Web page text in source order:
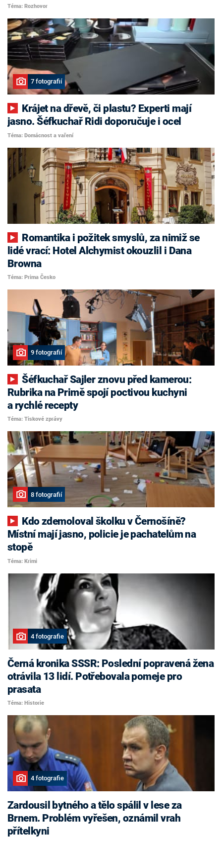
Téma: Rozhovor
7 fotografií
jasno. Šéfkuchař Ridi doporučuje i ocel
Téma: Domácnost a vaření
lidé vrací: Hotel Alchymist okouzlil i Dana
Browna
Téma: Prima Česko
9 fotografií
Šéfkuchař Sajler znovu před kamerou:
Rubrika na Primě spojí poctivou kuchyni
a rychlé recepty
Téma: Tiskové zprávy
8 fotografií
Místní mají jasno, policie je pachatelům na
stopě
Téma: Krimi
4 fotografie
Černá kronika SSSR: Poslední popravená žena
otrávila 13 lidí. Potřebovala pomeje pro
prasata
Téma: Historie
4 fotografie
Zardousil bytného a tělo spálil v lese za
Brnem. Problém vyřešen, oznámil vrah
přítelkyni